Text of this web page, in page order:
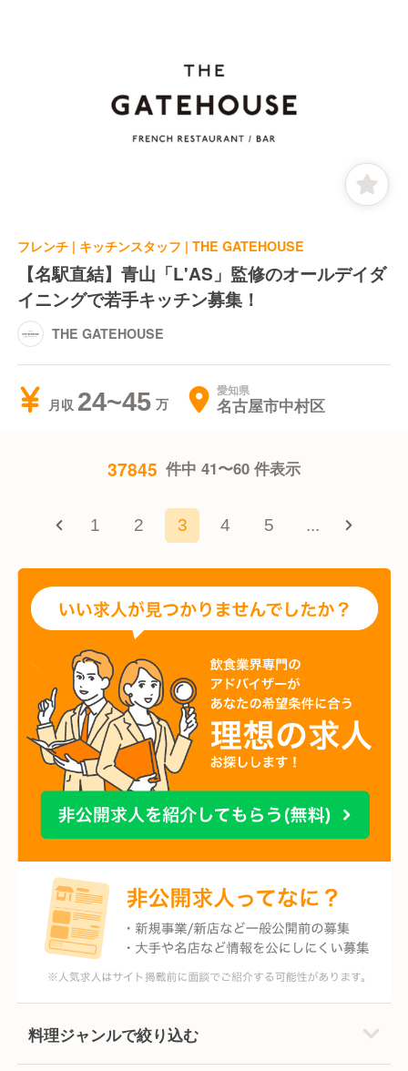
フレンチ | キッチンスタッフ | THE GATEHOUSE
【名駅直結】青山「L'AS」監修のオールデイダ
イニングで若手キッチン募集！
THE GATEHOUSE
月収 24~45 愛知県
名古屋市中村区
37845 件中 41〜60 件表示
1 2 3 4 5 ...
料理ジャンルで絞り込む